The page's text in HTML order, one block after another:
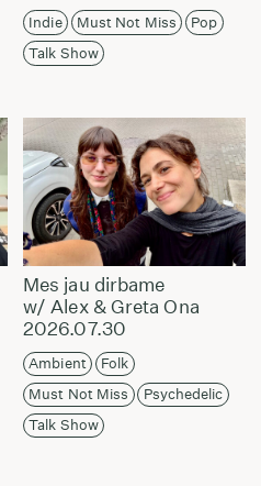
Indie Must Not Miss
Pop
Talk Show
Mes jau dirbame
w/ Alex & Greta Ona
2026.07.30
Ambient
Folk
Must Not Miss
Psychedelic
Talk Show